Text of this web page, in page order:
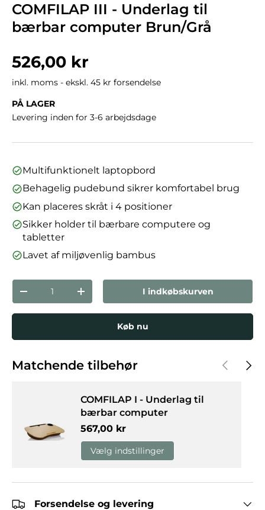
COMFILAP III - Underlag til
bærbar computer Brun/Grå
Normalpris
526,00 kr
inkl. moms - ekskl. 45 kr forsendelse
PÅ LAGER
Levering inden for 3-6 arbejdsdage
Multifunktionelt laptopbord
Behagelig pudebund sikrer komfortabel brug
Kan placeres skråt i 4 positioner
Sikker holder til bærbare computere og
tabletter
Lavet af miljøvenlig bambus
Antal
Reducer mængdenForøg mængdenI indkøbskurven
Køb nu
Matchende tilbehør Forrige
COMFILAP I - Underlag til
bærbar computer
Normalpris
567,00 kr
Vælg indstillinger
Forsendelse og levering